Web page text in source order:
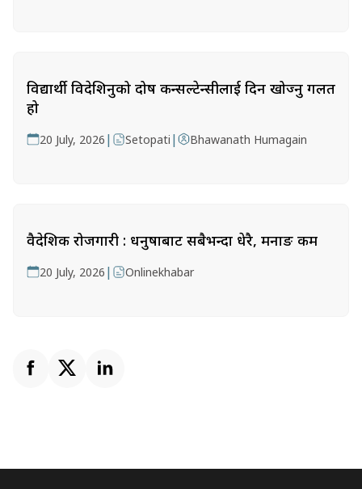
विद्यार्थी विदेशिनुको दोष कन्सल्टेन्सीलाई दिन खोज्नु गलत
हो
20 July, 2026 | Setopati | Bhawanath Humagain
वैदेशिक रोजगारी : धनुषाबाट सबैभन्दा धेरै, मनाङ कम
20 July, 2026 | Onlinekhabar